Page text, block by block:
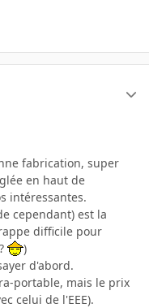
fabrication, super
en haut de
intéressantes.
cependant) est la
difficile pour
)
d'abord.
portable, mais le prix
celui de l'EEE).